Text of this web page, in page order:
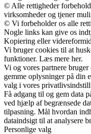
© Alle rettigheder
virksomheder og tjener
© Vi forbeholder os alle
Nogle links kan give os
Kopiering eller
Vi bruger cookies til at
funktioner. Læs mere her.
Vi og vores partnere
gemme oplysninger på din
valg i vores
Få adgang til og gem data
ved hjælp af begrænsede
tilpasning. Mål hvordan
dataindsigt til at analysere
Personlige valg